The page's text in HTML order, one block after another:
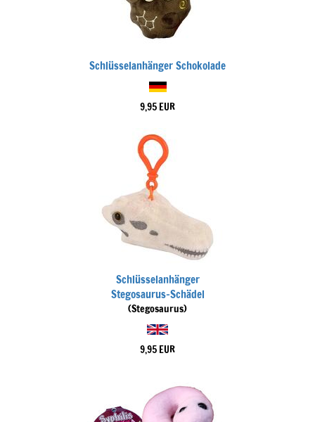
Schlüsselanhänger Schokolade
9,95 EUR
Schlüsselanhänger
Stegosaurus-Schädel
(Stegosaurus)
9,95 EUR